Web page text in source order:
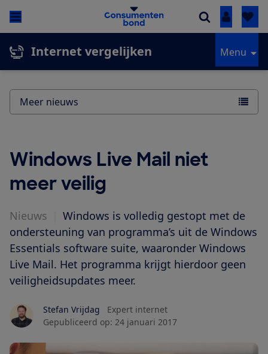
Inloggen
Internet vergelijken Menu
Windows Live Mail niet
meer veilig
Nieuws
Windows is volledig gestopt met de
ondersteuning van programma’s uit de Windows
Essentials software suite, waaronder Windows
Live Mail. Het programma krijgt hierdoor geen
veiligheidsupdates meer.
Stefan Vrijdag
Expert internet
Gepubliceerd op: 24 januari 2017
Meer nieuws